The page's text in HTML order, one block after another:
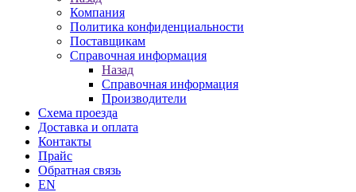
Компания
Политика конфиденциальности
Поставщикам
Справочная информация
Назад
Справочная информация
Производители
Схема проезда
Доставка и оплата
Контакты
Прайс
Обратная связь
EN